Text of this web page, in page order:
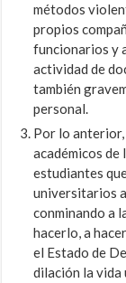
métodos
propios
funcionarios y
actividad de
también
personal.
Por lo
académicos de
estudiantes
universitarios
conminando a
hacerlo, a
el Estado de
dilación la